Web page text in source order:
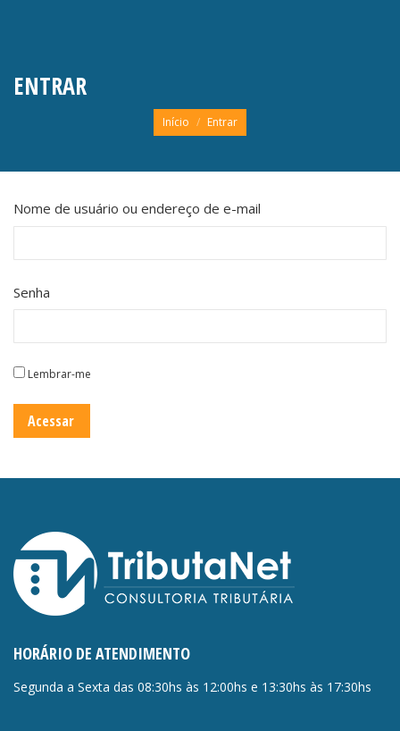
ENTRAR
Você está aqui:
Início Entrar
Nome de usuário ou endereço de e-mail
Senha
Lembrar-me
HORÁRIO DE ATENDIMENTO
Segunda a Sexta das 08:30hs às 12:00hs e 13:30hs às 17:30hs